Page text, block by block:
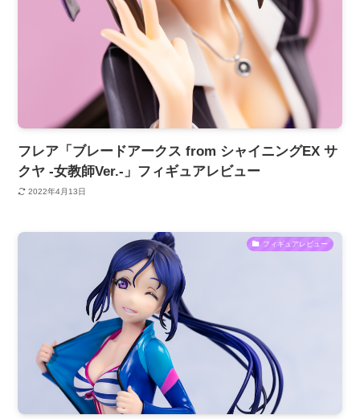
フレア「ブレードアークス from シャイニングEX サ
クヤ -女教師Ver.-」フィギュアレビュー
2022年4月13日
フィギュアレビュー